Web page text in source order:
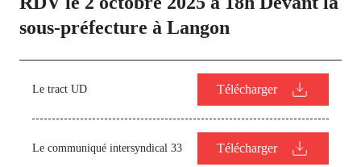
sous-préfecture à Langon
Le tract UD Télécharger
Le communiqué intersyndical 33 Télécharger